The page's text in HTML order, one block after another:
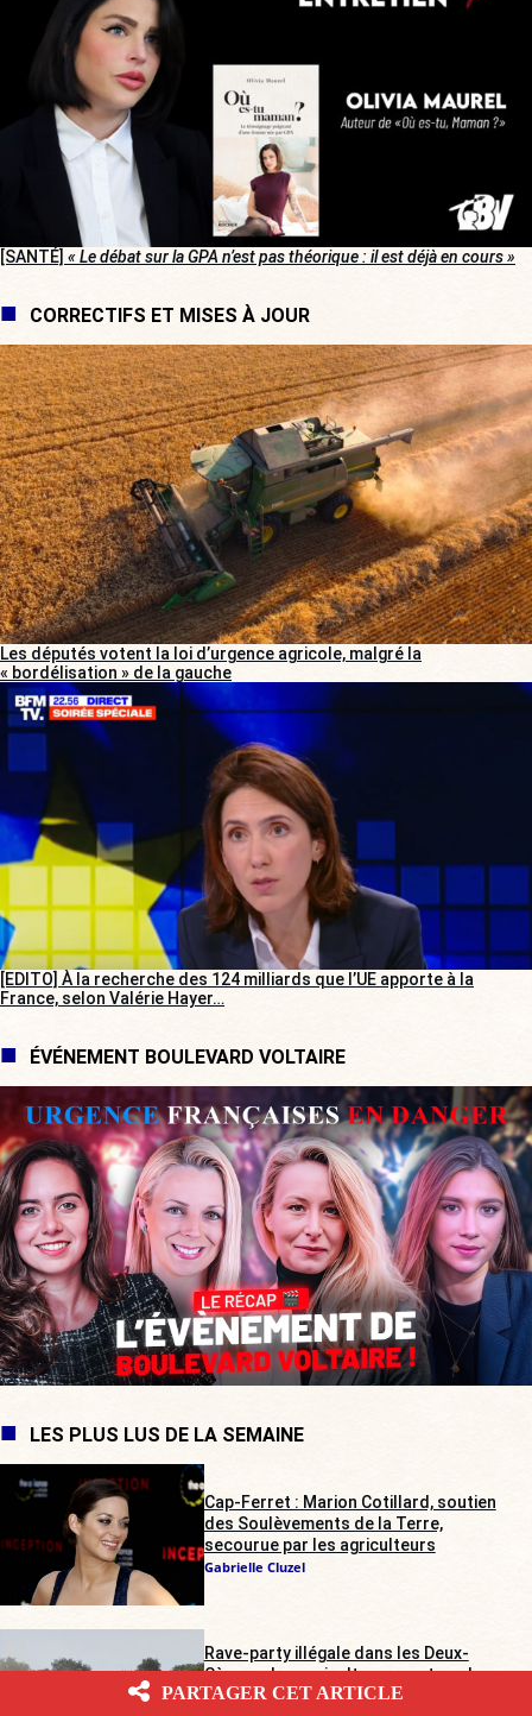
[SANTÉ] « Le débat sur la GPA n’est pas théorique : il est déjà en cours »
CORRECTIFS ET MISES À JOUR
Les députés votent la loi d’urgence agricole, malgré la
« bordélisation » de la gauche
[EDITO] À la recherche des 124 milliards que l’UE apporte à la
France, selon Valérie Hayer…
ÉVÉNEMENT BOULEVARD VOLTAIRE
LES PLUS LUS DE LA SEMAINE
Cap-Ferret : Marion Cotillard, soutien
des Soulèvements de la Terre,
secourue par les agriculteurs
Gabrielle Cluzel
Rave-party illégale dans les Deux-
Sèvres : les agriculteurs sur tous les
fronts
PARTAGER CET ARTICLE